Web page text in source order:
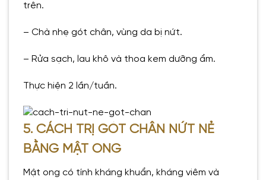
trên.
– Chà nhẹ gót chân, vùng da bị nứt.
– Rửa sạch, lau khô và thoa kem dưỡng ẩm.
Thực hiện 2 lần/tuần.
5. CÁCH TRỊ GÓT CHÂN NỨT NẺ
BẰNG MẬT ONG
Mật ong có tính kháng khuẩn, kháng viêm và